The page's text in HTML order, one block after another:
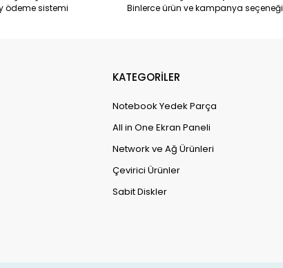
ödeme sistemi Binlerce ürün ve kampanya seçeneği
KATEGORİLER
Notebook Yedek Parça
All in One Ekran Paneli
Network ve Ağ Ürünleri
Çevirici Ürünler
Sabit Diskler